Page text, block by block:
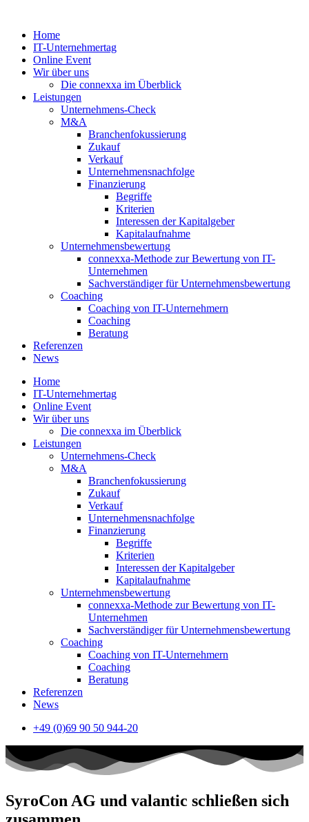
springenHome
IT-Unternehmertag
Online Event
Wir über uns
Die connexxa im Überblick
Leistungen
Unternehmens-Check
M&A
Branchenfokussierung
Zukauf
Verkauf
Unternehmensnachfolge
Finanzierung
Begriffe
Kriterien
Interessen der Kapitalgeber
Kapitalaufnahme
Unternehmensbewertung
connexxa-Methode zur Bewertung von IT-
Unternehmen
Sachverständiger für Unternehmensbewertung
Coaching
Coaching von IT-Unternehmern
Coaching
Beratung
Referenzen
News
Home
IT-Unternehmertag
Online Event
Wir über uns
Die connexxa im Überblick
Leistungen
Unternehmens-Check
M&A
Branchenfokussierung
Zukauf
Verkauf
Unternehmensnachfolge
Finanzierung
Begriffe
Kriterien
Interessen der Kapitalgeber
Kapitalaufnahme
Unternehmensbewertung
connexxa-Methode zur Bewertung von IT-
Unternehmen
Sachverständiger für Unternehmensbewertung
Coaching
Coaching von IT-Unternehmern
Coaching
Beratung
Referenzen
News
+49 (0)69 90 50 944-20
SyroCon AG und valantic schließen sich